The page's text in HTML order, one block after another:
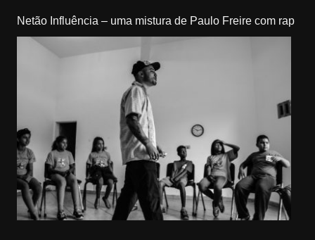
Netão Influência – uma mistura de Paulo Freire com rap